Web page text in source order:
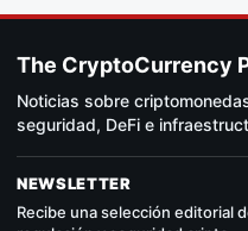
The CryptoCurrency
Noticias sobre
seguridad, DeFi e
NEWSLETTER
Recibe una selección editorial